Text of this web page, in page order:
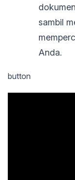
sambil
Anda.
button